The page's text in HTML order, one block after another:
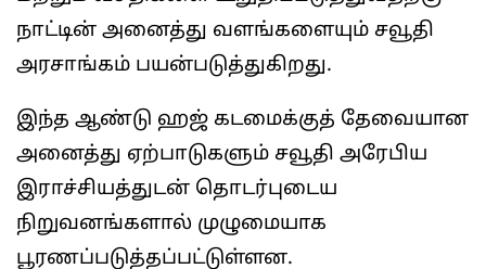
நாட்டின் அனைத்து வளங்களையும் சவூதி
அரசாங்கம் பயன்படுத்துகிறது.
இந்த ஆண்டு ஹஜ் கடமைக்குத் தேவையான
அனைத்து ஏற்பாடுகளும் சவூதி அரேபிய
இராச்சியத்துடன் தொடர்புடைய
நிறுவனங்களால் முழுமையாக
பூரணப்படுத்தப்பட்டுள்ளன.